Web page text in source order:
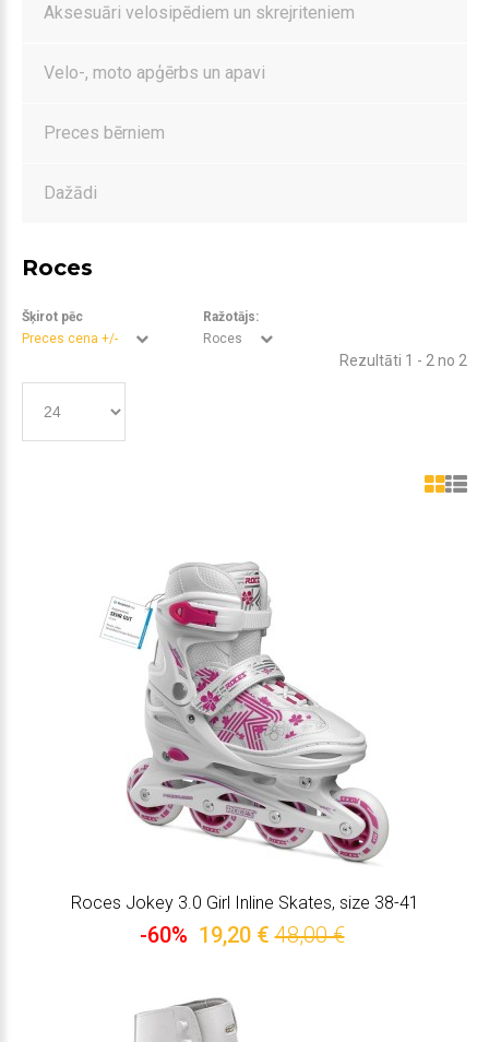
Aksesuāri velosipēdiem un skrejriteniem
Velo-, moto apģērbs un apavi
Preces bērniem
Dažādi
Roces
Šķirot pēc
Preces cena +/-
Ražotājs:
Roces
Rezultāti 1 - 2 no 2
Roces Jokey 3.0 Girl Inline Skates, size 38-41
-60% 19,20 € 48,00 €